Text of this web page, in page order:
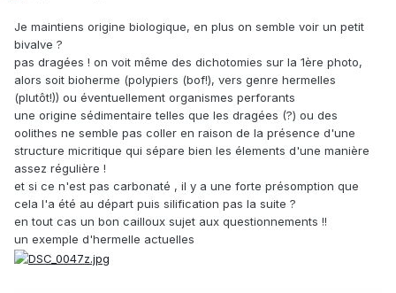
Je maintiens origine biologique, en plus on semble voir un petit
bivalve ?
pas dragées ! on voit même des dichotomies sur la 1ère photo,
alors soit bioherme (polypiers (bof!), vers genre hermelles
(plutôt!)) ou éventuellement organismes perforants
une origine sédimentaire telles que les dragées (?) ou des
oolithes ne semble pas coller en raison de la présence d'une
structure micritique qui sépare bien les élements d'une manière
assez régulière !
et si ce n'est pas carbonaté , il y a une forte présomption que
cela l'a été au départ puis silification pas la suite ?
en tout cas un bon cailloux sujet aux questionnements !!
un exemple d'hermelle actuelles